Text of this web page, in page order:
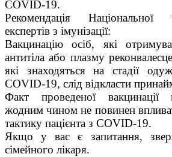
COVID-19.
Рекомендація Національної
експертів з імунізації:
Вакцинацію осіб, які
антитіла або плазму
які знаходяться на стадії
COVID-19, слід відкласти
Факт проведеної
жодним чином не повинен
тактику пацієнта з COVID-19.
Якщо у вас є запитання,
сімейного лікаря.